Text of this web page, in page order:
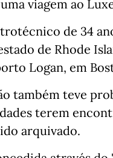
viagem ao
de 34
de Rhode
Logan, em
também teve
terem
arquivado.